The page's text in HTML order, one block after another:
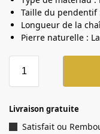
Taille du pendentif
Longueur de la
Pierre naturelle :
Livraison gratuite
Satisfait ou